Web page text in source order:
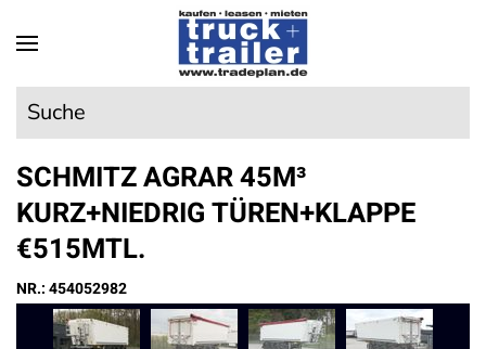
Skip to main content
Suche
SCHMITZ AGRAR 45M³
KURZ+NIEDRIG TÜREN+KLAPPE
€515MTL.
NR.: 454052982